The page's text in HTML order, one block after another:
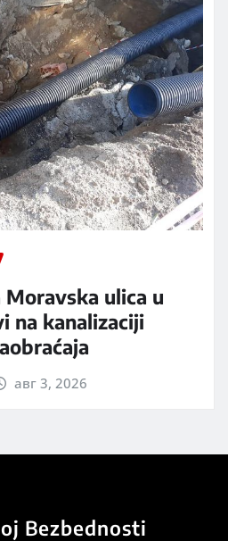
ulica u
na kanalizaciji
авг 3, 2026
Bezbednosti